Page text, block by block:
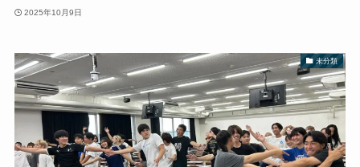
2025年10月9日
未分類